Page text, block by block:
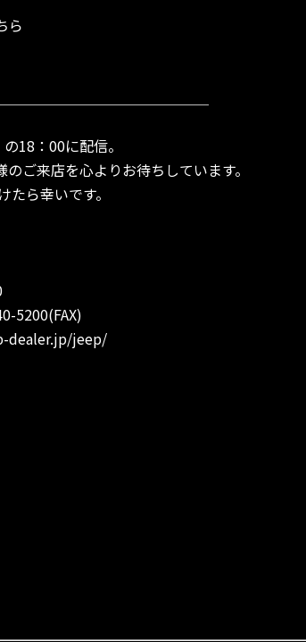
ら
18：00に配信。
ご来店を心よりお待ちしています。
ら幸いです。
5200(FAX)
dealer.jp/jeep/